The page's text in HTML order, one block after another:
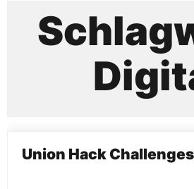
Union Hack Challenges